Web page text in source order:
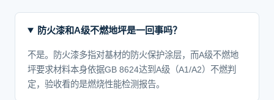
防火漆和A级不燃地坪是一回事吗？
不是。防火漆多指对基材的防火保护涂层，而A级不燃地
坪要求材料本身依据GB 8624达到A级（A1/A2）不燃判
定，验收看的是燃烧性能检测报告。